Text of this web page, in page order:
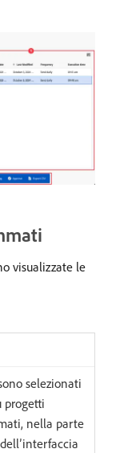
visualizzate le
selezionati
progetti
nella parte